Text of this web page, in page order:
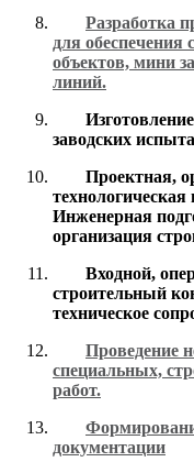
Разработка
для обеспечения
объектов, мини
линий.
заводских
Проектная,
технологическая
Инженерная
организация
Входной,
строительный
техническое
Проведение
специальных,
работ.
документации